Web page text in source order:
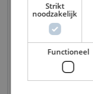
Advanced Products:
Strikt
noodzakelijk
Functioneel